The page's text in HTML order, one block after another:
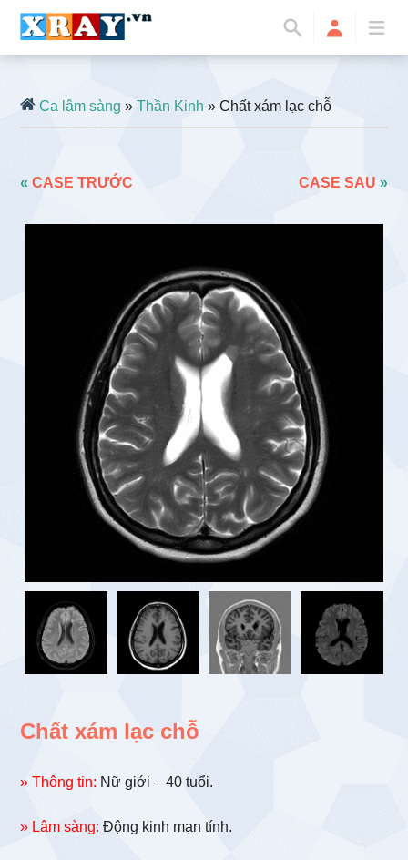
Ca lâm sàng »Thần Kinh » Chất xám lạc chỗ
«CASE TRƯỚC CASE SAU »
Chất xám lạc chỗ
» Thông tin: Nữ giới – 40 tuổi.
» Lâm sàng: Động kinh mạn tính.